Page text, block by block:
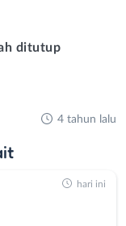
ditutup
4 tahun lalu
hari ini